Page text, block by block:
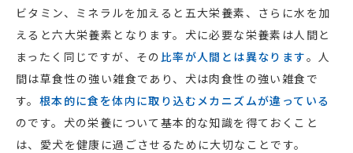
ビタミン、ミネラルを加えると五大栄養素、さらに水を加
えると六大栄養素となります。犬に必要な栄養素は人間と
まったく同じですが、その比率が人間とは異なります。人
間は草食性の強い雑食であり、犬は肉食性の強い雑食で
す。 根本的に食を体内に取り込むメカニズムが違っている
のです。犬の栄養について基本的な知識を得ておくこと
は、愛犬を健康に過ごさせるために大切なことです。